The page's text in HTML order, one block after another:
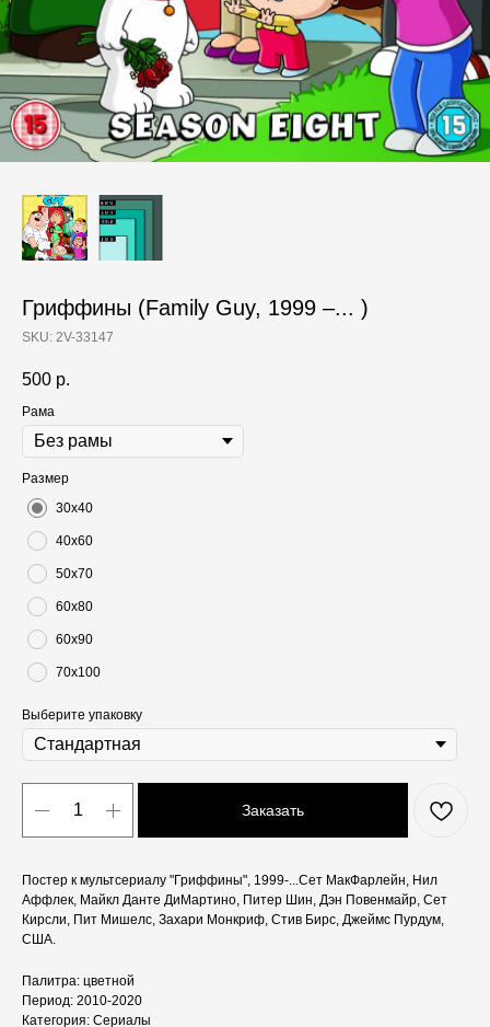
Гриффины (Family Guy, 1999 –... )
SKU: 2V-33147
500 р.
Рама
Размер
30х40
40х60
50х70
60х80
60х90
70х100
Выберите упаковку
Заказать
Постер к мультсериалу "Гриффины", 1999-...Сет МакФарлейн, Нил
Аффлек, Майкл Данте ДиМартино, Питер Шин, Дэн Повенмайр, Сет
Кирсли, Пит Мишелс, Захари Монкриф, Стив Бирс, Джеймс Пурдум,
США.
Палитра: цветной
Период: 2010-2020
Категория: Сериалы